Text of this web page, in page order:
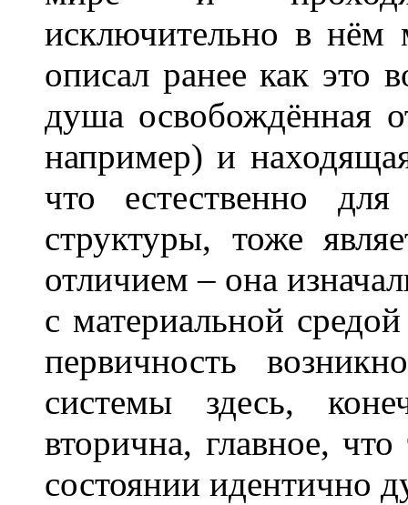
исключительно в
описал ранее как это
душа освобождённая
например) и
что естественно
структуры, тоже
отличием – она
с материальной
первичность
системы здесь,
вторична, главное,
состоянии идентично